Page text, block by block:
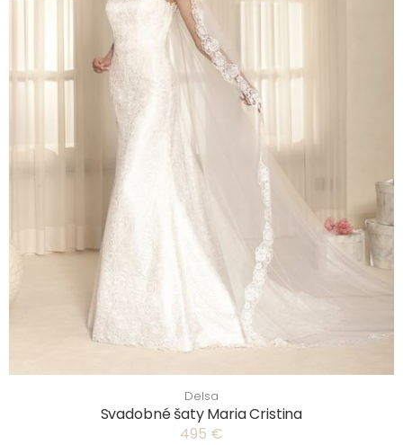
Delsa
Svadobné šaty Maria Cristina
495 €